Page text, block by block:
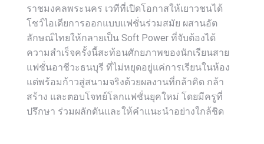
ราชมงคลพระนคร เวทีที่เปิดโอกาสให้เยาวชนได้
โชว์ไอเดียการออกแบบแฟชั่นร่วมสมัย ผสานอัต
ลักษณ์ไทยให้กลายเป็น Soft Power ที่จับต้องได้
ความสำเร็จครั้งนี้สะท้อนศักยภาพของนักเรียนสาย
แฟชั่นอาชีวะธนบุรี ที่ไม่หยุดอยู่แค่การเรียนในห้อง
แต่พร้อมก้าวสู่สนามจริงด้วยผลงานที่กล้าคิด กล้า
สร้าง และตอบโจทย์โลกแฟชั่นยุคใหม่ โดยมีครูที่
ปรึกษา ร่วมผลักดันและให้คำแนะนำอย่างใกล้ชิด